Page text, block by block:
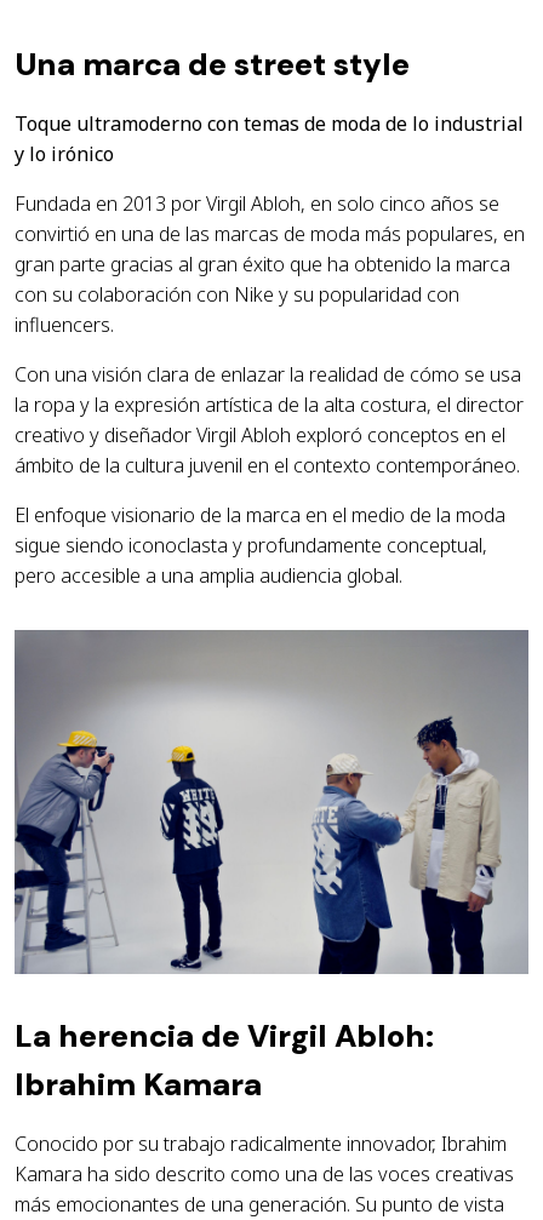
Una marca de street style
Toque ultramoderno con temas de moda de lo industrial
y lo irónico
Fundada en 2013 por Virgil Abloh, en solo cinco años se
convirtió en una de las marcas de moda más populares, en
gran parte gracias al gran éxito que ha obtenido la marca
con su colaboración con Nike y su popularidad con
influencers.
Con una visión clara de enlazar la realidad de cómo se usa
la ropa y la expresión artística de la alta costura, el director
creativo y diseñador Virgil Abloh exploró conceptos en el
ámbito de la cultura juvenil en el contexto contemporáneo.
El enfoque visionario de la marca en el medio de la moda
sigue siendo iconoclasta y profundamente conceptual,
pero accesible a una amplia audiencia global.
La herencia de Virgil Abloh:
Ibrahim Kamara
Conocido por su trabajo radicalmente innovador, Ibrahim
Kamara ha sido descrito como una de las voces creativas
más emocionantes de una generación. Su punto de vista